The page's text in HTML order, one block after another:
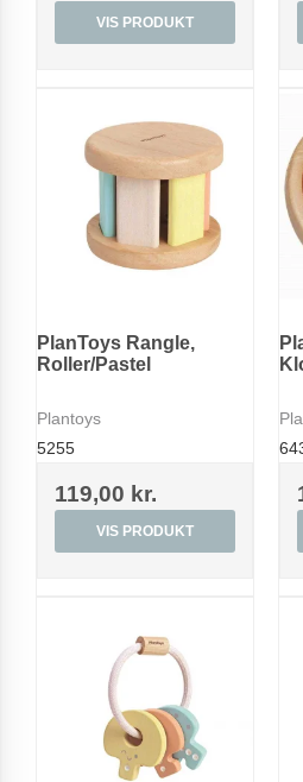
VIS PRODUKT
PlanToys Rangle,
Roller/Pastel
Plantoys
5255
119,00 kr.
VIS PRODUKT